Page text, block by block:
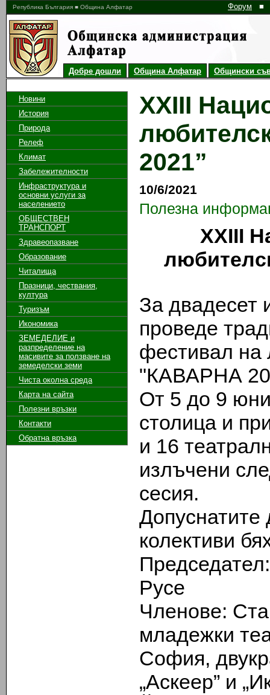
Република България ■ Община Алфатар Форум ■
Добре дошли Община Алфатар Общински
Новини
История
Природа
Релеф
Климат
Забележителности
Инфраструктура и
основни услуги за
населението
ОБЩЕСТВЕН
ТРАНСПОРТ
Здравеопазване
Образование
Читалища
Празници, чествания,
култура
Туризъм
Икономика
ЗЕМЕДЕЛИЕ и
разпределение на
масивите за ползване на
земeделски земи
Чиста околна среда
Карта на сайта
Полезни връзки
Контакти
Обратна връзка
XXIII
2021”
10/6/2021
Полезна
XXIII
За двадесет
проведе
фестивал на
"КАВАРНА
От 5 до 9
столица и
и 16
излъчени
сесия.
колективи
Русе
Членове:
младежки
София,
„Аскеер” и